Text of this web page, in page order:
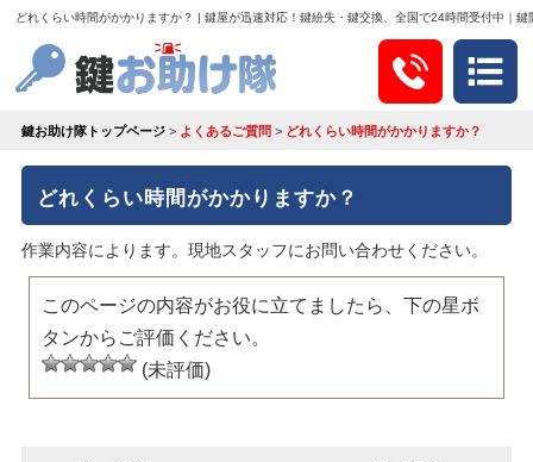
どれくらい時間がかかりますか？ | 鍵屋が迅速対応！鍵紛失・鍵交換、全国で24時間受付中｜
鍵お助け隊トップページ> よくあるご質問 > どれくらい時間がかかりますか？
どれくらい時間がかかりますか？
作業内容によります。現地スタッフにお問い合わせください。
このページの内容がお役に立てましたら、下の星ボ
タンからご評価ください。
(未評価)